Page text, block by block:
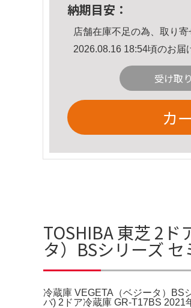
納期目安：
店舗在庫不足の為、取り寄
2026.08.16 18:54頃のお届
受け取
カ
TOSHIBA 東芝 2ド
タ）BSシリーズ
冷蔵庫 VEGETA（ベジータ）BS
バ) 2ドア冷蔵庫 GR-T17BS 2021